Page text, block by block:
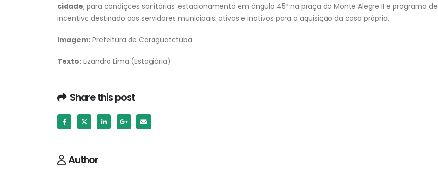
cidade, para condições sanitárias; estacionamento em ângulo 45º na praça do Monte Alegre II e programa de
incentivo destinado aos servidores municipais, ativos e inativos para a aquisição da casa própria.
Imagem: Prefeitura de Caraguatatuba
Texto: Lizandra Lima (Estagiária)
Share this post
Author